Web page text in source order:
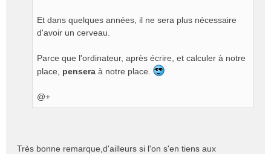
Et dans quelques années, il ne sera plus nécessaire
d'avoir un cerveau.
Parce que l'ordinateur, après écrire, et calculer à notre
place, pensera à notre place.
@+
Très bonne remarque,d'ailleurs si l'on s'en tiens aux